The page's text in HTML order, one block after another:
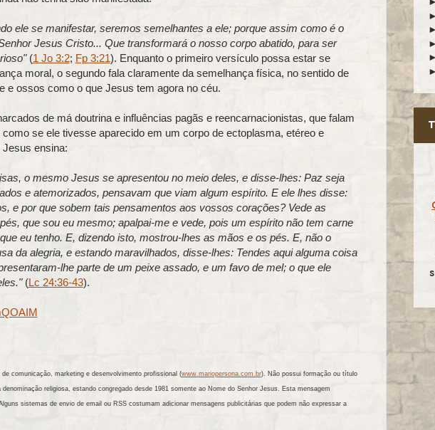
ele se manifestar, seremos semelhantes a ele; porque assim como é o
Jesus Cristo... Que transformará o nosso corpo abatido, para ser
(1 Jo 3:2; Fp 3:21). Enquanto o primeiro versículo possa estar se
moral, o segundo fala claramente da semelhança física, no sentido de
e ossos como o que Jesus tem agora no céu.
de má doutrina e influências pagãs e reencarnacionistas, que falam
se ele tivesse aparecido em um corpo de ectoplasma, etéreo e
ensina:
o mesmo Jesus se apresentou no meio deles, e disse-lhes: Paz seja
e atemorizados, pensavam que viam algum espírito. E ele lhes disse:
e por que sobem tais pensamentos aos vossos corações? Vede as
que sou eu mesmo; apalpai-me e vede, pois um espírito não tem carne
eu tenho. E, dizendo isto, mostrou-lhes as mãos e os pés. E, não o
da alegria, e estando maravilhados, disse-lhes: Tendes aqui alguma coisa
lhe parte de um peixe assado, e um favo de mel; o que ele
(Lc 24:36-43).
comunicação, marketing e desenvolvimento profissional (www.mariopersona.com.br). Não possui formação ou título
religiosa, estando congregado desde 1981 somente ao Nome do Senhor Jesus. Esta mensagem
sistemas de envio de email ou RSS costumam adicionar mensagens publicitárias que podem não expressar a